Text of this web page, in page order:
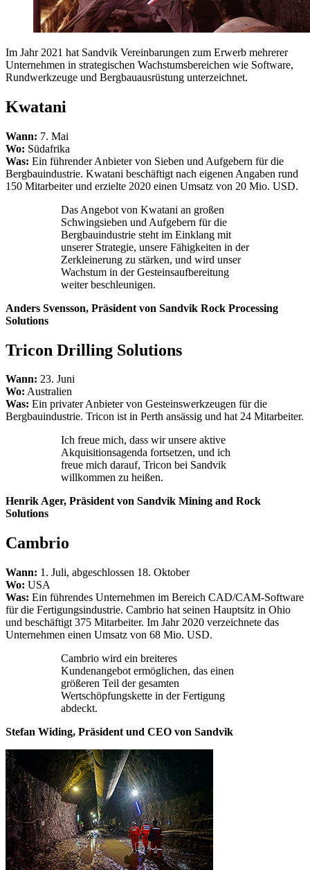
Im Jahr 2021 hat Sandvik Vereinbarungen zum Erwerb mehrerer
Unternehmen in strategischen Wachstumsbereichen wie Software,
Rundwerkzeuge und Bergbauausrüstung unterzeichnet.
Kwatani
Wann: 7. Mai
Wo: Südafrika
Was: Ein führender Anbieter von Sieben und Aufgebern für die
Bergbauindustrie. Kwatani beschäftigt nach eigenen Angaben rund
150 Mitarbeiter und erzielte 2020 einen Umsatz von 20 Mio. USD.
Das Angebot von Kwatani an großen
Schwingsieben und Aufgebern für die
Bergbauindustrie steht im Einklang mit
unserer Strategie, unsere Fähigkeiten in der
Zerkleinerung zu stärken, und wird unser
Wachstum in der Gesteinsaufbereitung
weiter beschleunigen.
Anders Svensson, Präsident von Sandvik Rock Processing
Solutions
Tricon Drilling Solutions
Wann: 23. Juni
Wo: Australien
Was: Ein privater Anbieter von Gesteinswerkzeugen für die
Bergbauindustrie. Tricon ist in Perth ansässig und hat 24 Mitarbeiter.
Ich freue mich, dass wir unsere aktive
Akquisitionsagenda fortsetzen, und ich
freue mich darauf, Tricon bei Sandvik
willkommen zu heißen.
Henrik Ager, Präsident von Sandvik Mining and Rock
Solutions
Cambrio
Wann: 1. Juli, abgeschlossen 18. Oktober
Wo: USA
Was: Ein führendes Unternehmen im Bereich CAD/CAM-Software
für die Fertigungsindustrie. Cambrio hat seinen Hauptsitz in Ohio
und beschäftigt 375 Mitarbeiter. Im Jahr 2020 verzeichnete das
Unternehmen einen Umsatz von 68 Mio. USD.
Cambrio wird ein breiteres
Kundenangebot ermöglichen, das einen
größeren Teil der gesamten
Wertschöpfungskette in der Fertigung
abdeckt.
Stefan Widing, Präsident und CEO von Sandvik